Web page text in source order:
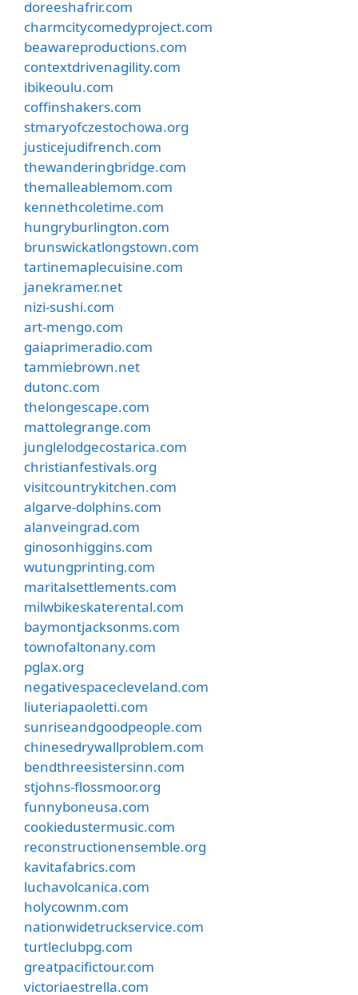
doreeshafrir.com
charmcitycomedyproject.com
beawareproductions.com
contextdrivenagility.com
ibikeoulu.com
coffinshakers.com
stmaryofczestochowa.org
justicejudifrench.com
thewanderingbridge.com
themalleablemom.com
kennethcoletime.com
hungryburlington.com
brunswickatlongstown.com
tartinemaplecuisine.com
janekramer.net
nizi-sushi.com
art-mengo.com
gaiaprimeradio.com
tammiebrown.net
dutonc.com
thelongescape.com
mattolegrange.com
junglelodgecostarica.com
christianfestivals.org
visitcountrykitchen.com
algarve-dolphins.com
alanveingrad.com
ginosonhiggins.com
wutungprinting.com
maritalsettlements.com
milwbikeskaterental.com
baymontjacksonms.com
townofaltonany.com
pglax.org
negativespacecleveland.com
liuteriapaoletti.com
sunriseandgoodpeople.com
chinesedrywallproblem.com
bendthreesistersinn.com
stjohns-flossmoor.org
funnyboneusa.com
cookiedustermusic.com
reconstructionensemble.org
kavitafabrics.com
luchavolcanica.com
holycownm.com
nationwidetruckservice.com
turtleclubpg.com
greatpacifictour.com
victoriaestrella.com